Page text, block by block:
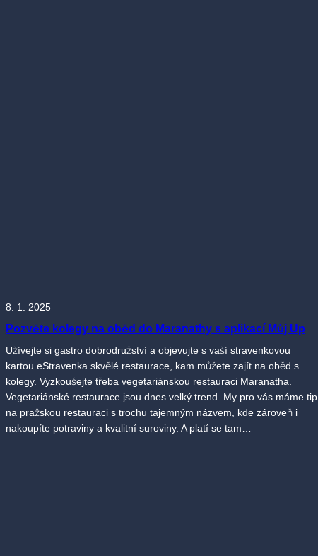
8. 1. 2025
Pozvěte kolegy na oběd do Maranathy s aplikací Můj Up
Užívejte si gastro dobrodružství a objevujte s vaší stravenkovou
kartou eStravenka skvělé restaurace, kam můžete zajít na oběd s
kolegy. Vyzkoušejte třeba vegetariánskou restauraci Maranatha.
Vegetariánské restaurace jsou dnes velký trend. My pro vás máme tip
na pražskou restauraci s trochu tajemným názvem, kde zároveň i
nakoupíte potraviny a kvalitní suroviny. A platí se tam…